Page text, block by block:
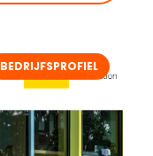
BEDRIJFSPROFIEL